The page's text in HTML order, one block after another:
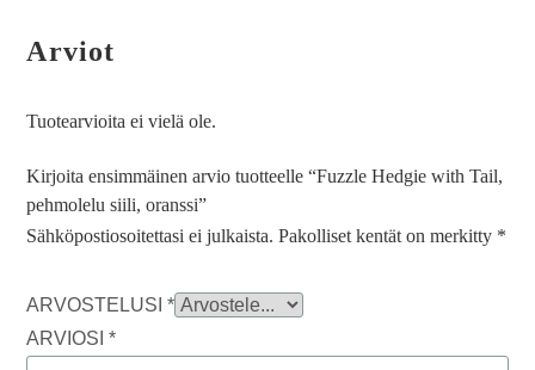
Arviot
Tuotearvioita ei vielä ole.
Kirjoita ensimmäinen arvio tuotteelle “Fuzzle Hedgie with Tail,
pehmolelu siili, oranssi”
Sähköpostiosoitettasi ei julkaista. Pakolliset kentät on merkitty *
ARVOSTELUSI*
ARVIOSI*